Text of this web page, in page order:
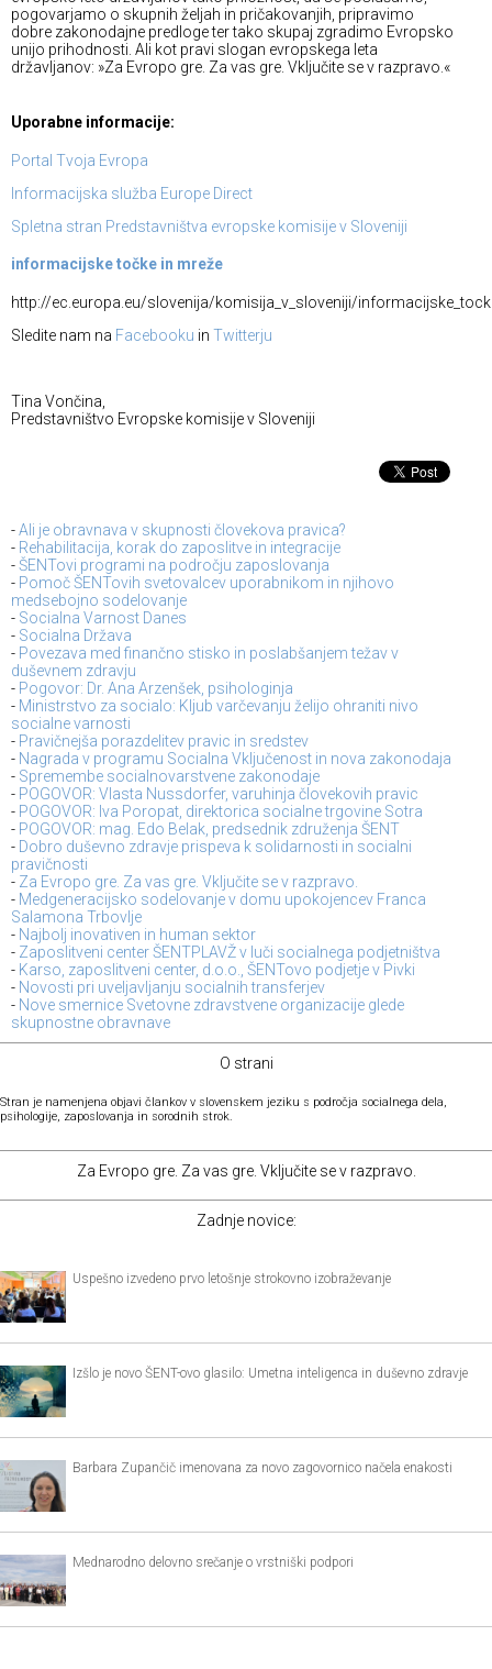
pogovarjamo o skupnih željah in pričakovanjih, pripravimo
dobre zakonodajne predloge ter tako skupaj zgradimo Evropsko
unijo prihodnosti. Ali kot pravi slogan evropskega leta
državljanov: »Za Evropo gre. Za vas gre. Vključite se v razpravo.«
Uporabne informacije:
Portal Tvoja Evropa
Informacijska služba Europe Direct
Spletna stran Predstavništva evropske komisije v Sloveniji
informacijske točke in mreže
http://ec.europa.eu/slovenija/komisija_v_sloveniji/
Sledite nam na Facebooku in Twitterju
Tina Vončina,
Predstavništvo Evropske komisije v Sloveniji
-Ali je obravnava v skupnosti človekova pravica?
- Rehabilitacija, korak do zaposlitve in integracije
-ŠENTovi programi na področju zaposlovanja
- Pomoč ŠENTovih svetovalcev uporabnikom in njihovo
medsebojno sodelovanje
- Socialna Varnost Danes
- Socialna Država
- Povezava med finančno stisko in poslabšanjem težav v
duševnem zdravju
- Pogovor: Dr. Ana Arzenšek, psihologinja
- Ministrstvo za socialo: Kljub varčevanju želijo ohraniti nivo
socialne varnosti
- Pravičnejša porazdelitev pravic in sredstev
- Nagrada v programu Socialna Vključenost in nova zakonodaja
- Spremembe socialnovarstvene zakonodaje
- POGOVOR: Vlasta Nussdorfer, varuhinja človekovih pravic
- POGOVOR: Iva Poropat, direktorica socialne trgovine Sotra
- POGOVOR: mag. Edo Belak, predsednik združenja ŠENT
- Dobro duševno zdravje prispeva k solidarnosti in socialni
pravičnosti
- Za Evropo gre. Za vas gre. Vključite se v razpravo.
- Medgeneracijsko sodelovanje v domu upokojencev Franca
Salamona Trbovlje
- Najbolj inovativen in human sektor
- Zaposlitveni center ŠENTPLAVŽ v luči socialnega podjetništva
- Karso, zaposlitveni center, d.o.o., ŠENTovo podjetje v Pivki
- Novosti pri uveljavljanju socialnih transferjev
- Nove smernice Svetovne zdravstvene organizacije glede
skupnostne obravnave
O strani
Stran je namenjena objavi člankov v slovenskem jeziku s področja socialnega dela,
psihologije, zaposlovanja in sorodnih strok.
Za Evropo gre. Za vas gre. Vključite se v razpravo.
Zadnje novice:
Uspešno izvedeno prvo letošnje strokovno izobraževanje
Izšlo je novo ŠENT-ovo glasilo: Umetna inteligenca in duševno zdravje
Barbara Zupančič imenovana za novo zagovornico načela enakosti
Mednarodno delovno srečanje o vrstniški podpori